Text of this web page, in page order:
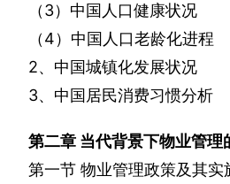
（3）中国人口健康状况
（4）中国人口老龄化进程
2、中国城镇化发展状况
3、中国居民消费习惯分析
第二章 当代背景下物业管理
第一节 物业管理政策及其实